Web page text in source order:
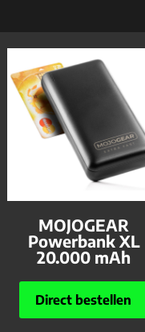
MOJOGEAR
Powerbank XL
20.000 mAh
Direct bestellen